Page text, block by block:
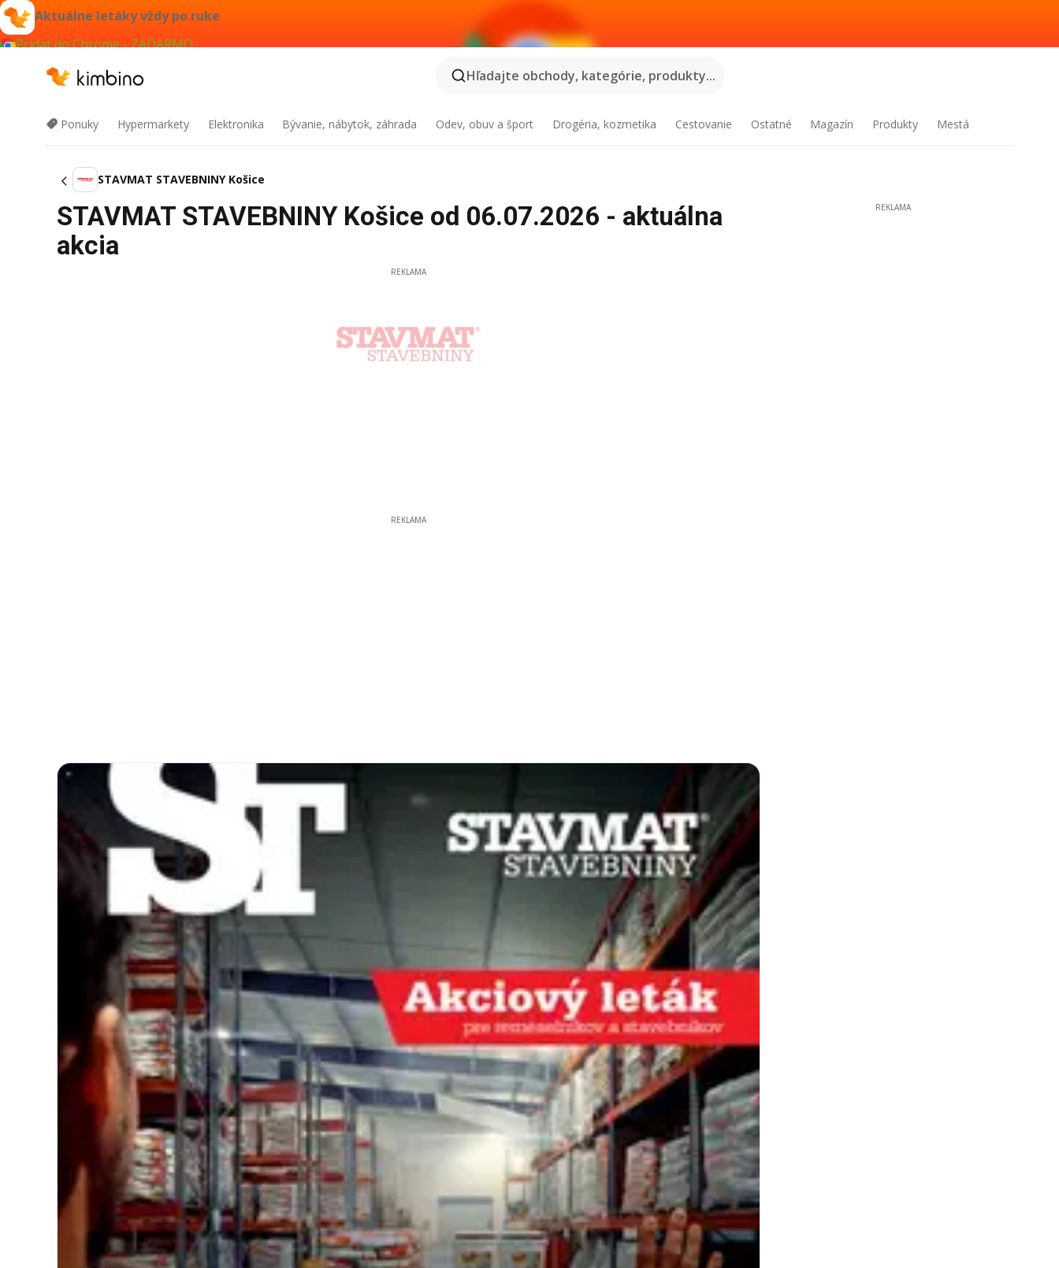
Aktuálne letáky vždy po ruke
Pridať do Chrome - ZADARMO
Hľadajte obchody, kategórie, produkty...
Ponuky Hypermarkety Elektronika Bývanie, nábytok, záhrada Odev, obuv a šport Drogéria, kozmetika Cestovanie Ostatné Magazín Produkty Mestá
STAVMAT STAVEBNINY Košice
STAVMAT STAVEBNINY Košice od 06.07.2026 - aktuálna
akcia
REKLAMA
REKLAMA
REKLAMA